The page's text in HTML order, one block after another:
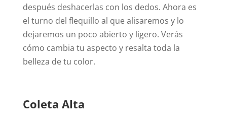
después deshacerlas con los dedos. Ahora es
el turno del flequillo al que alisaremos y lo
dejaremos un poco abierto y ligero. Verás
cómo cambia tu aspecto y resalta toda la
belleza de tu color.
Coleta Alta